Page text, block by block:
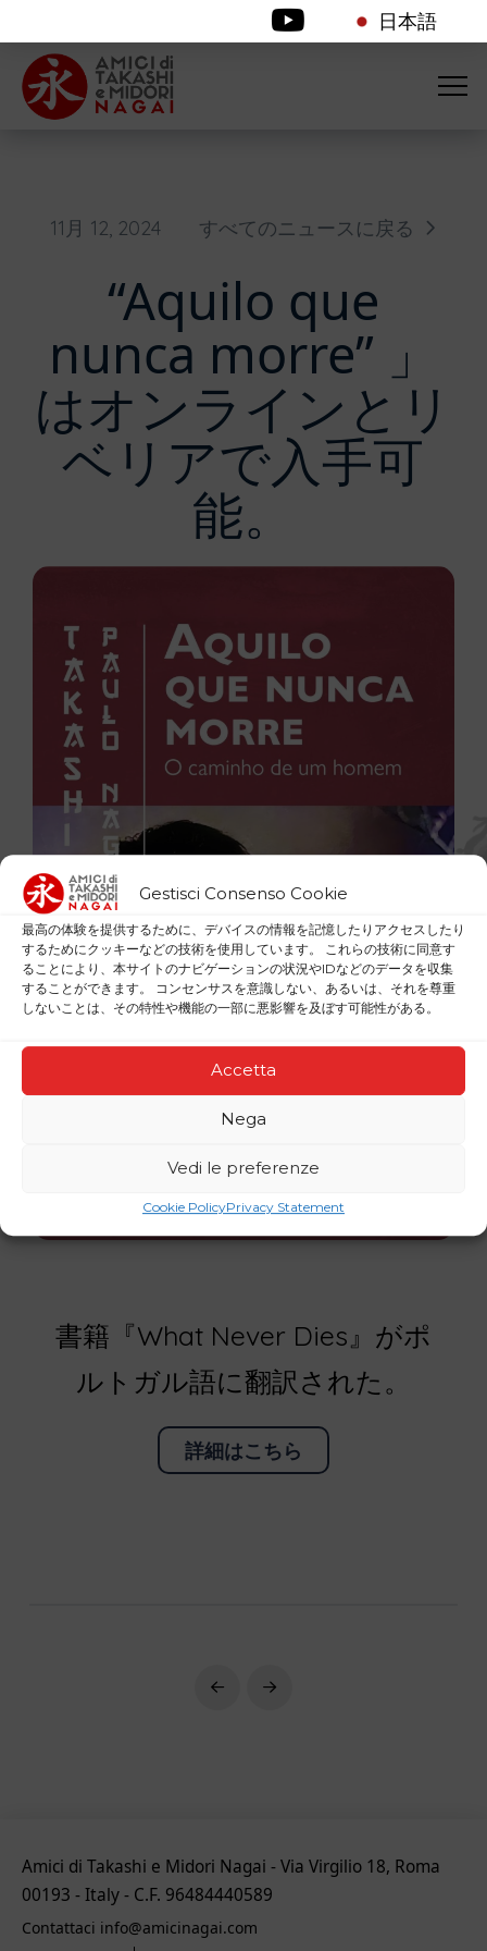
Gestisci Consenso Cookie
最高の体験を提供するために、デバイスの情報を記憶したりアクセスしたり
するためにクッキーなどの技術を使用しています。 これらの技術に同意す
ることにより、本サイトのナビゲーションの状況やIDなどのデータを収集
することができます。 コンセンサスを意識しない、あるいは、それを尊重
しないことは、その特性や機能の一部に悪影響を及ぼす可能性がある。
Accetta
Nega
Vedi le preferenze
Cookie PolicyPrivacy Statement
日本語
11月 12, 2024 すべてのニュースに戻る
“Aquilo que
nunca morre” 」
はオンラインとリ
ベリアで入手可
能。
書籍『What Never Dies』がポ
ルトガル語に翻訳された。
詳細はこちら
Prev Next
Amici di Takashi e Midori Nagai - Via Virgilio 18, Roma
00193 - Italy - C.F. 96484440589
Contattaci info@amicinagai.com